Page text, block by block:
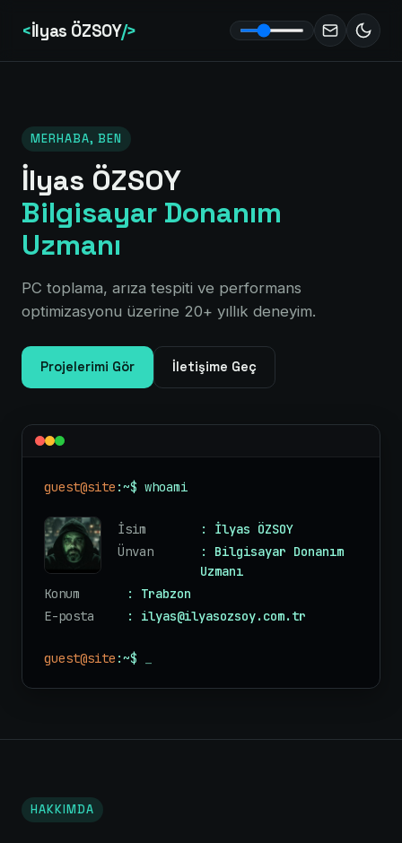
<İlyas ÖZSOY/>
MERHABA, BEN
İlyas ÖZSOY
Bilgisayar Donanım
Uzmanı
PC toplama, arıza tespiti ve performans
optimizasyonu üzerine 20+ yıllık deneyim.
Projelerimi Gör İletişime Geç
guest@site :~$ whoami
İsim
: İlyas ÖZSOY
Ünvan
: Bilgisayar Donanım
Uzmanı
Konum
: Trabzon
E-posta
: ilyas@ilyasozsoy.com.tr
guest@site :~$
HAKKIMDA